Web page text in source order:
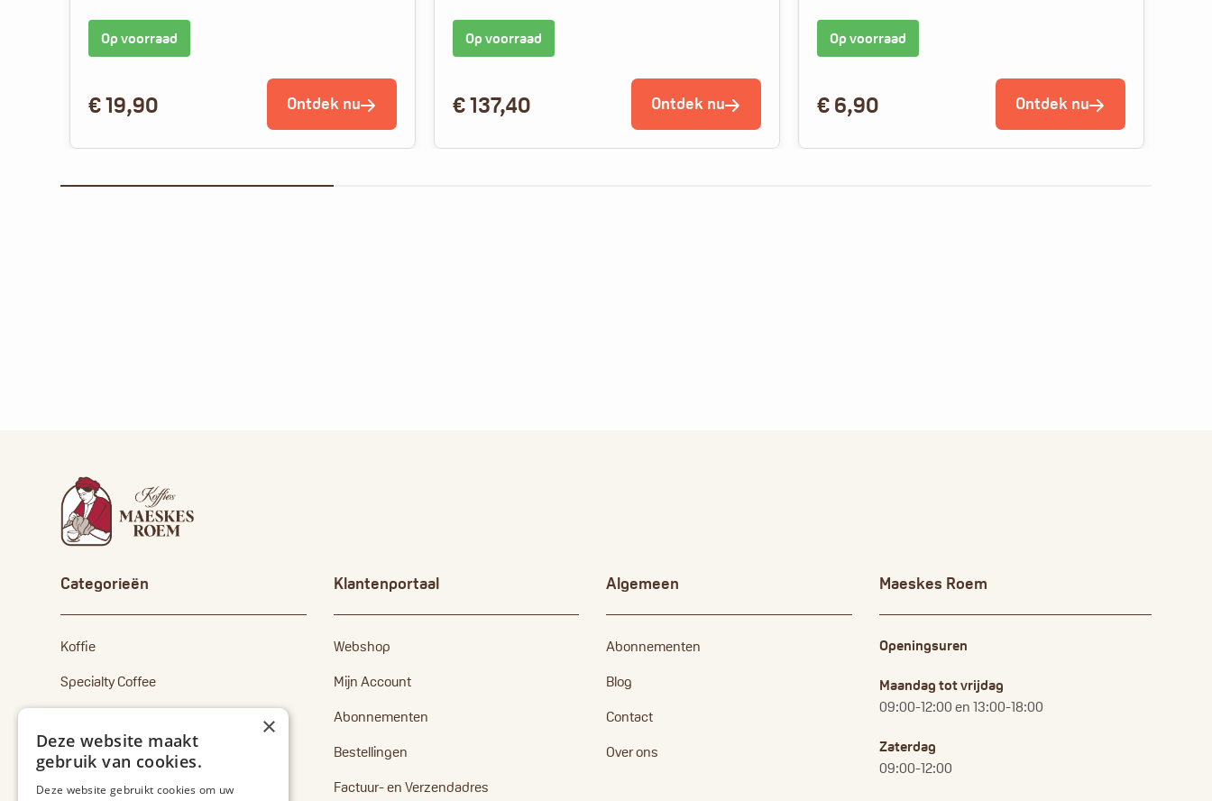
Op voorraad
€19,90 Ontdek nu
Op voorraad
€137,40 Ontdek nu
Op voorraad
€6,90 Ontdek nu
Categorieën
Koffie
Specialty Coffee
Senseo pads
Toebehoren
Klantenportaal
Webshop
Mijn Account
Abonnementen
Bestellingen
Factuur- en Verzendadres
Algemeen
Abonnementen
Blog
Contact
Over ons
Maeskes Roem
Openingsuren
Maandag tot vrijdag
09:00-12:00 en 13:00-18:00
Zaterdag
09:00-12:00
×
Deze website maakt
gebruik van cookies.
Deze website gebruikt cookies om uw